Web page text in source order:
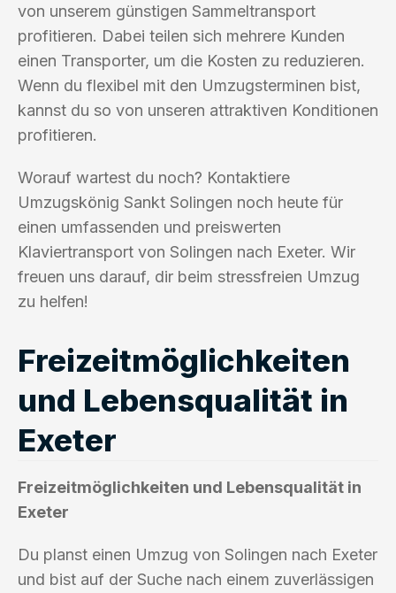
von unserem günstigen Sammeltransport
profitieren. Dabei teilen sich mehrere Kunden
einen Transporter, um die Kosten zu reduzieren.
Wenn du flexibel mit den Umzugsterminen bist,
kannst du so von unseren attraktiven Konditionen
profitieren.
Worauf wartest du noch? Kontaktiere
Umzugskönig Sankt Solingen noch heute für
einen umfassenden und preiswerten
Klaviertransport von Solingen nach Exeter. Wir
freuen uns darauf, dir beim stressfreien Umzug
zu helfen!
Freizeitmöglichkeiten
und Lebensqualität in
Exeter
Freizeitmöglichkeiten und Lebensqualität in
Exeter
Du planst einen Umzug von Solingen nach Exeter
und bist auf der Suche nach einem zuverlässigen